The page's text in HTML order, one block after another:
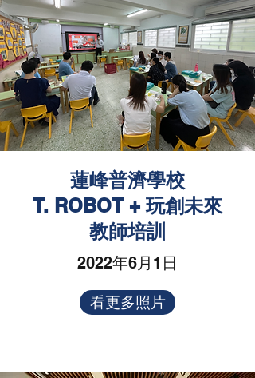
蓮峰普濟學校
T. ROBOT + 玩創未來
教師培訓
2022年6月1日
看更多照片